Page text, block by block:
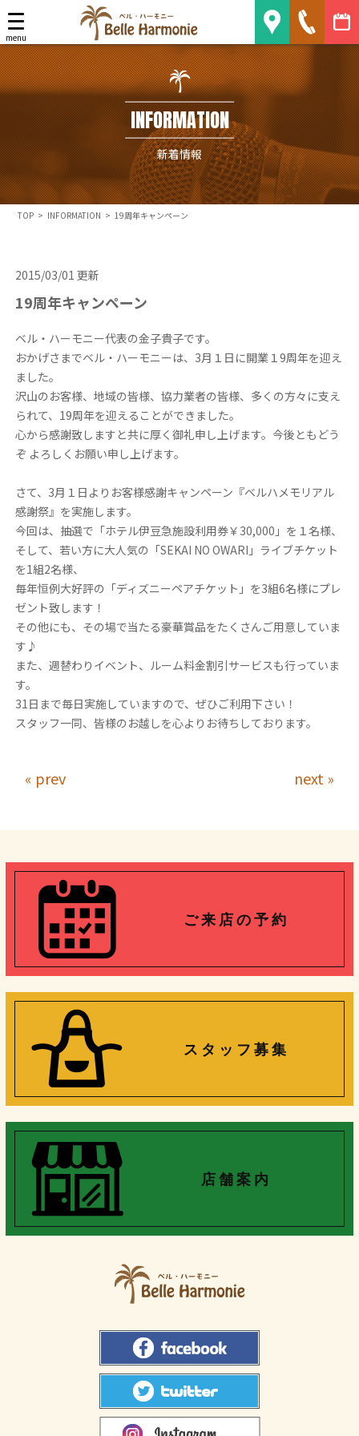
menu
INFORMATION
新着情報
TOP > INFORMATION > 19周年キャンペーン
2015/03/01 更新
19周年キャンペーン
ベル・ハーモニー代表の金子貴子です。
おかげさまでベル・ハーモニーは、3月１日に開業１9周年を迎え
ました。
沢山のお客様、地域の皆様、協力業者の皆様、多くの方々に支え
られて、19周年を迎えることができました。
心から感謝致しますと共に厚く御礼申し上げます。今後ともどう
ぞ よろしくお願い申し上げます。
さて、3月１日よりお客様感謝キャンペーン『ベルハメモリアル
感謝祭』を実施します。
今回は、抽選で「ホテル伊豆急施設利用券￥30,000」を１名様、
そして、若い方に大人気の「SEKAI NO OWARI」ライブチケット
を1組2名様、
毎年恒例大好評の「ディズニーペアチケット」を3組6名様にプレ
ゼント致します！
その他にも、その場で当たる豪華賞品をたくさんご用意していま
す♪
また、週替わりイベント、ルーム料金割引サービスも行っていま
す。
31日まで毎日実施していますので、ぜひご利用下さい！
スタッフ一同、皆様のお越しを心よりお待ちしております。
« prev next »
ご 来 店 の 予 約
ス タ ッ フ 募 集
店 舗 案 内